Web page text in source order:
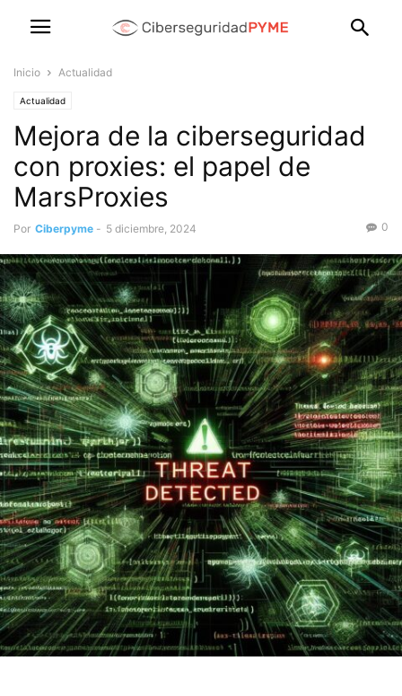
Inicio Actualidad
Actualidad
Mejora de la ciberseguridad
con proxies: el papel de
MarsProxies
Por Ciberpyme - 5 diciembre, 2024 0